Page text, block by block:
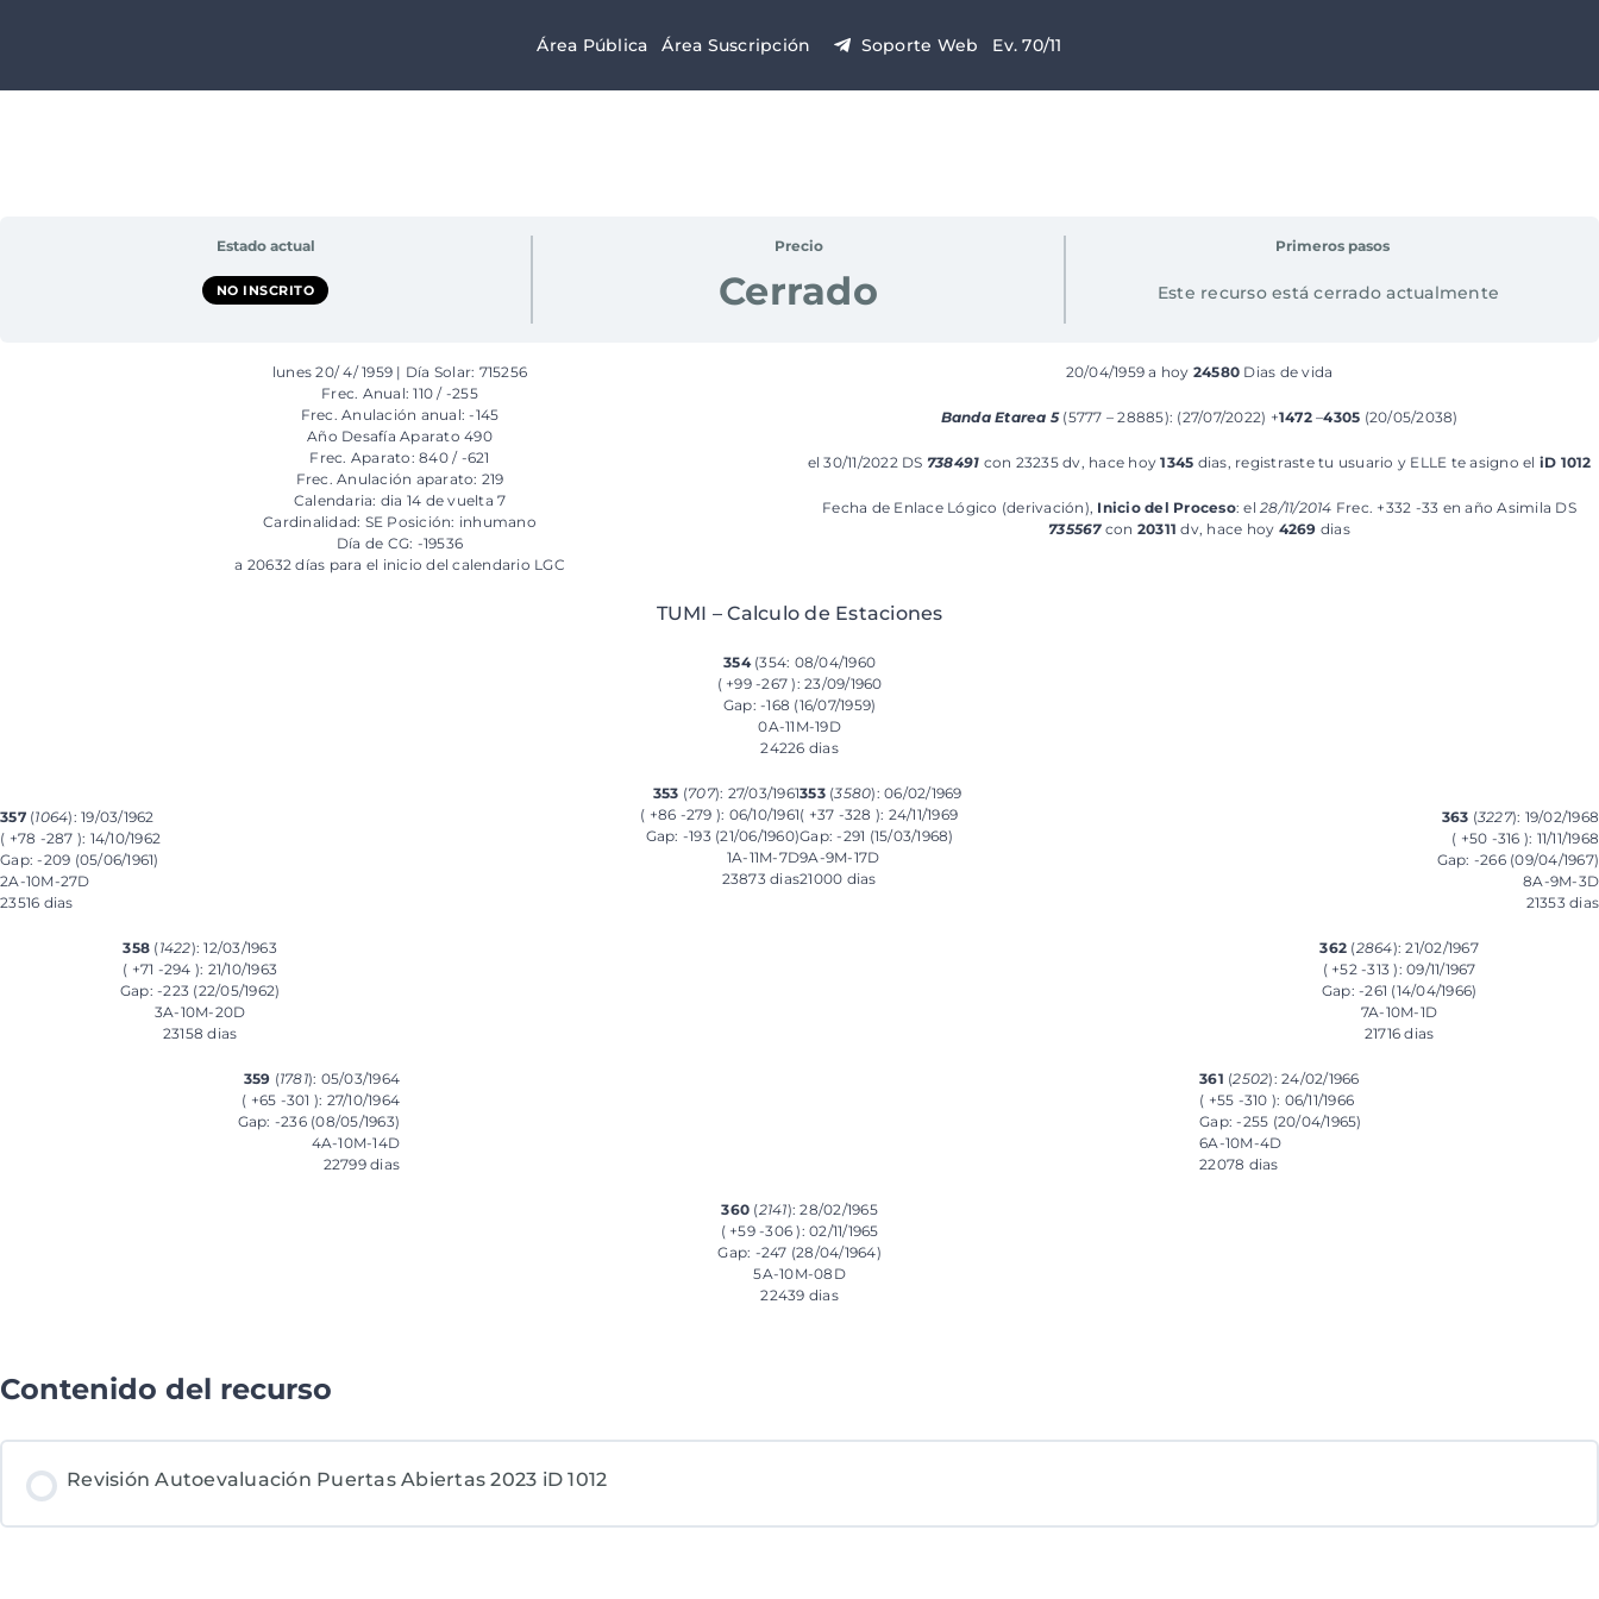
Área Pública Área Suscripción Soporte Web Ev. 70/11
Estado actual
NO INSCRITO
Precio
Cerrado
Primeros pasos
Este recurso está cerrado actualmente
lunes 20/ 4/ 1959 | Día Solar: 715256
Frec. Anual: 110 / -255
Frec. Anulación anual: -145
Año Desafía Aparato 490
Frec. Aparato: 840 / -621
Frec. Anulación aparato: 219
Calendaria: dia 14 de vuelta 7
Cardinalidad: SE Posición: inhumano
Día de CG: -19536
a 20632 días para el inicio del calendario LGC
20/04/1959 a hoy 24580 Dias de vida
Banda Etarea 5(5777 – 28885): (27/07/2022) +1472 –4305 (20/05/2038)
el 30/11/2022 DS 738491 con 23235 dv, hace hoy1345 dias, registraste tu usuario y ELLE te asigno el iD 1012
Fecha de Enlace Lógico (derivación), Inicio del Proceso: el28/11/2014 Frec. +332 -33 en año Asimila DS
735567con 20311 dv, hace hoy 4269 dias
TUMI – Calculo de Estaciones
354(354: 08/04/1960
( +99 -267 ): 23/09/1960
Gap: -168 (16/07/1959)
0A-11M-19D
24226 dias
357(1064): 19/03/1962
( +78 -287 ): 14/10/1962
Gap: -209 (05/06/1961)
2A-10M-27D
23516 dias
358 (1422): 12/03/1963
( +71 -294 ): 21/10/1963
Gap: -223 (22/05/1962)
3A-10M-20D
23158 dias
359 (1781): 05/03/1964
( +65 -301 ): 27/10/1964
Gap: -236 (08/05/1963)
4A-10M-14D
22799 dias
353 (707): 27/03/1961
( +86 -279 ): 06/10/1961
Gap: -193 (21/06/1960)
1A-11M-7D
23873 dias
353(3580): 06/02/1969
( +37 -328 ): 24/11/1969
Gap: -291 (15/03/1968)
9A-9M-17D
21000 dias
363 (3227): 19/02/1968
( +50 -316 ): 11/11/1968
Gap: -266 (09/04/1967)
8A-9M-3D
21353 dias
362 (2864): 21/02/1967
( +52 -313 ): 09/11/1967
Gap: -261 (14/04/1966)
7A-10M-1D
21716 dias
361 (2502): 24/02/1966
( +55 -310 ): 06/11/1966
Gap: -255 (20/04/1965)
6A-10M-4D
22078 dias
360 (2141): 28/02/1965
( +59 -306 ): 02/11/1965
Gap: -247 (28/04/1964)
5A-10M-08D
22439 dias
Contenido del recurso
Revisión Autoevaluación Puertas Abiertas 2023 iD 1012